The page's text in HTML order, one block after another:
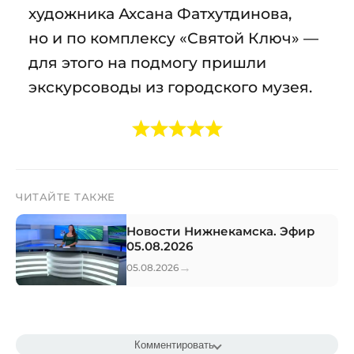
художника Ахсана Фатхутдинова,
но и по комплексу «Святой Ключ» —
для этого на подмогу пришли
экскурсоводы из городского музея.
ЧИТАЙТЕ ТАКЖЕ
Новости Нижнекамска. Эфир
05.08.2026
05.08.2026 →
Комментировать